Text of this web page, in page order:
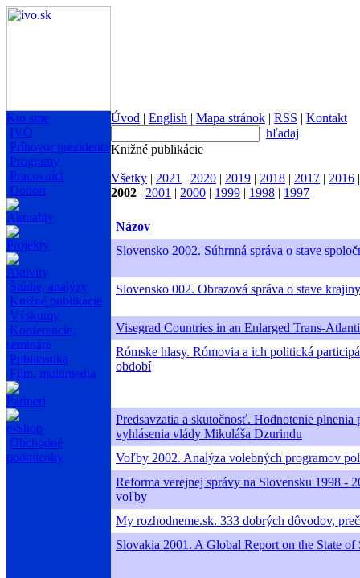
Kto sme
IVO
Príhovor prezidenta
Programy
Pracovníci
Donori
Aktuality
Projekty
Aktivity
Štúdie, analýzy
Knižné publikácie
Výskumy
Konferencie,
semináre
Publicistika
Film, multimedia
Partneri
e-Shop
Obchodné
podmienky
Úvod | English | Mapa stránok | RSS | Kontakt
hľadaj
Knižné publikácie
Všetky | 2021 | 2020 | 2019 | 2018 | 2017 | 2016
2002 | 2001 | 2000 | 1999 | 1998 | 1997
Názov
Slovensko 2002. Súhrnná správa o stave
Slovensko 002. Obrazová správa o stave krajiny
Visegrad Countries in an Enlarged Trans-
Rómske hlasy. Rómovia a ich politická
období
Predsavzatia a skutočnosť. Hodnotenie plnenia
vyhlásenia vlády Mikuláša Dzurindu
Voľby 2002. Analýza volebných programov
Reforma verejnej správy na Slovensku 1998 -
voľby
My rozhodneme.sk. 333 dobrých dôvodov,
Slovakia 2001. A Global Report on the State of